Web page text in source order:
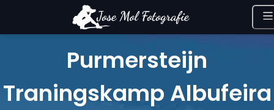
Purmersteijn
Traningskamp Albufeira